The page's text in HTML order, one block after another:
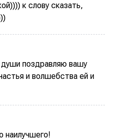
к слову сказать,
поздравляю вашу
и волшебства ей и
наилучшего!